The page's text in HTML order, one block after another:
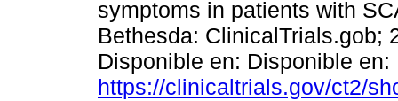
symptoms in patients with
Bethesda: ClinicalTrials.gob;
Disponible en: Disponible en:
https://clinicaltrials.gov/ct2/